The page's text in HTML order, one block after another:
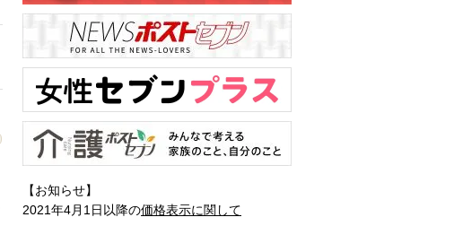
【お知らせ】
2021年4月1日以降の価格表示に関して